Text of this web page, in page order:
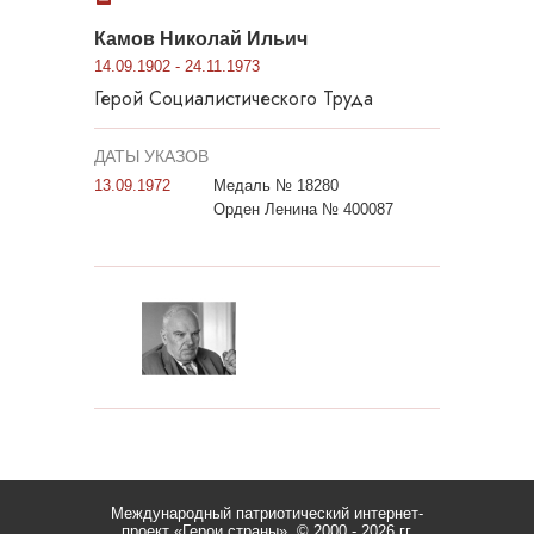
Камов Николай Ильич
14.09.1902 - 24.11.1973
Герой Социалистического Труда
ДАТЫ УКАЗОВ
13.09.1972
Медаль № 18280
Орден Ленина № 400087
Международный патриотический интернет-